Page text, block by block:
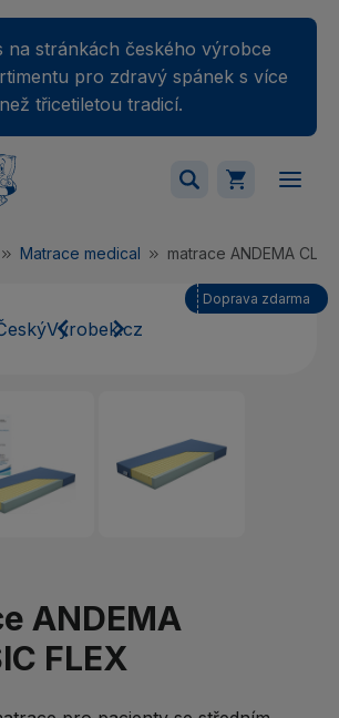
na stránkách českého výrobce
pro zdravý spánek s více
než třicetiletou tradicí.
košík je momentálne prázdny.
Matrace medical matrace ANDEMA
 
Doprava zdarma
ANDEMA
FLEX